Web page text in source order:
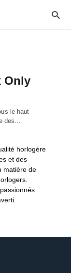
Only
le haut
des…
horlogère
et des
matière de